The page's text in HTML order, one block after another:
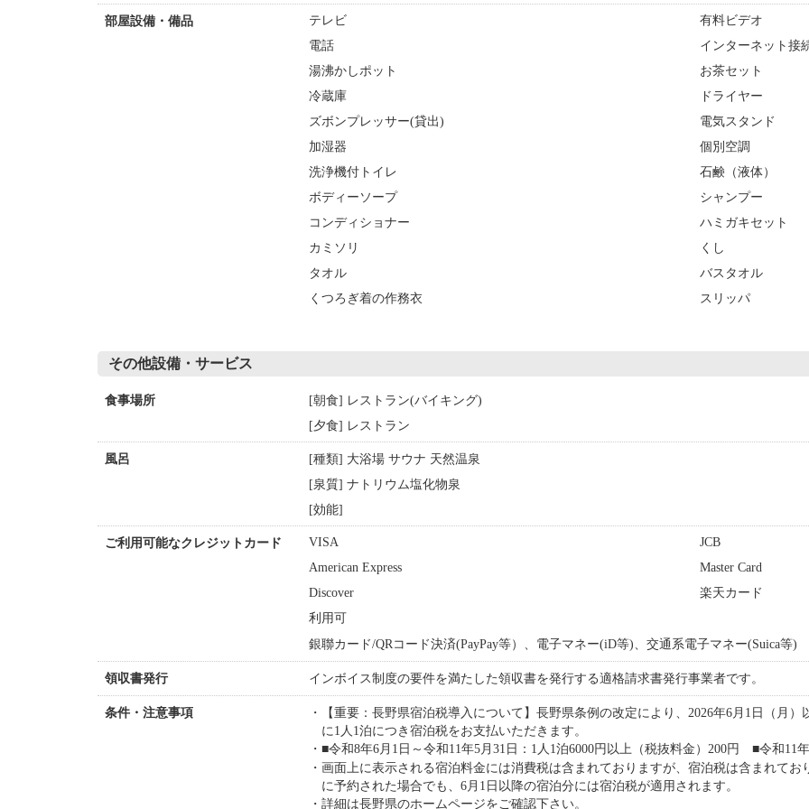
部屋設備・備品 テレビ
有料ビデオ
電話
インターネット接
湯沸かしポット
お茶セット
冷蔵庫
ドライヤー
ズボンプレッサー(貸出)
電気スタンド
加湿器
個別空調
洗浄機付トイレ
石鹸（液体）
ボディーソープ
シャンプー
コンディショナー
ハミガキセット
カミソリ
くし
タオル
バスタオル
くつろぎ着の作務衣
スリッパ
その他設備・サービス
食事場所
[朝食] レストラン(バイキング)
[夕食] レストラン
風呂
[種類] 大浴場 サウナ 天然温泉
[泉質] ナトリウム塩化物泉
[効能]
ご利用可能なクレジットカード VISA
JCB
American Express
Master Card
Discover
楽天カード
利用可
銀聯カード/QRコード決済(PayPay等）、電子マネー(iD等)、交通系電子マネー(Suica等)
領収書発行 インボイス制度の要件を満たした領収書を発行する適格請求書発行事業者です。
条件・注意事項
【重要：長野県宿泊税導入について】長野県条例の改定により、2026年6月1日（月
に1人1泊につき宿泊税をお支払いただきます。
■令和8年6月1日～令和11年5月31日：1人1泊6000円以上（税抜料金）200円 ■令和11
画面上に表示される宿泊料金には消費税は含まれておりますが、宿泊税は含まれてお
に予約された場合でも、6月1日以降の宿泊分には宿泊税が適用されます。
詳細は長野県のホームページをご確認下さい。